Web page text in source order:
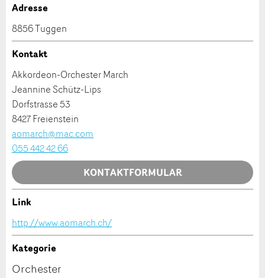
Anzeige beanstanden
Ihr Feedback wird sehr geschätzt!
Allgemeines Feedback
Anzeige nicht mehr gültig
Anzeige unvollständig
Nachricht
Anzeige weiterempfehlen
Empfehlen Sie diese Anzeige an Freunde weiter.
* Eingabe erforderlich
ANZEIGE WEITEREMPFEHLEN
Schliessen
Adresse
8856 Tuggen
Kontakt
Akkordeon-Orchester March
Jeannine Schütz-Lips
Dorfstrasse 53
8427 Freienstein
aomarch@mac.com
055 442 42 66
KONTAKTFORMULAR
Kontakt
Verfassen Sie eine Nachricht für die Kontaktpersonen
Link
http://www.aomarch.ch/
Kategorie
Orchester